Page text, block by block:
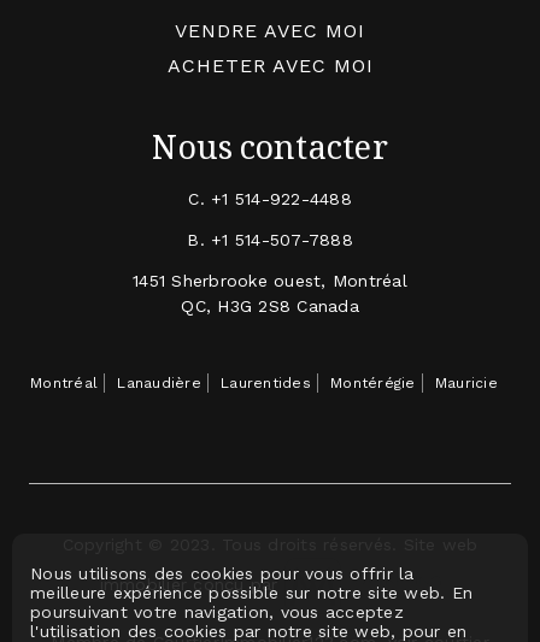
VENDRE AVEC MOI
ACHETER AVEC MOI
Nous contacter
C. +1 514-922-4488
B. +1 514-507-7888
1451 Sherbrooke ouest, Montréal
QC, H3G 2S8 Canada
Montréal Lanaudière Laurentides Montérégie Mauricie
immobilier conçu par
Nous utilisons des cookies pour vous offrir la
meilleure expérience possible sur notre site web. En
poursuivant votre navigation, vous acceptez
l'utilisation des cookies par notre site web, pour en